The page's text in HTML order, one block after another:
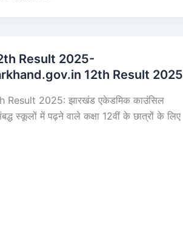
Result 2025-
12th Result 2025
Result 2025: झारखंड एकेडमिक काउंसिल
स्कूलों में पढ़ने वाले कक्षा 12वीं के छात्रों के लिए